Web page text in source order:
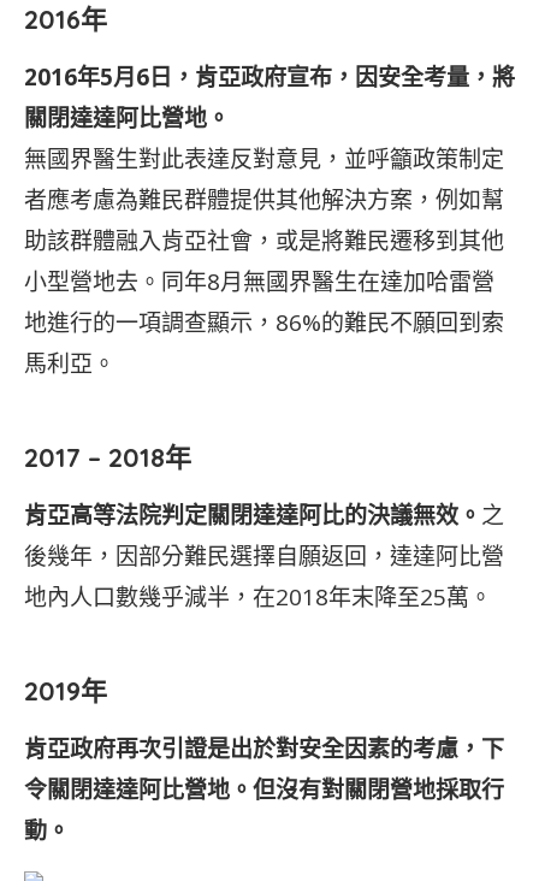
2016年
2016年5月6日，肯亞政府宣布，因安全考量，將
關閉達達阿比營地。
無國界醫生對此表達反對意見，並呼籲政策制定
者應考慮為難民群體提供其他解決方案，例如幫
助該群體融入肯亞社會，或是將難民遷移到其他
小型營地去。同年8月無國界醫生在達加哈雷營
地進行的一項調查顯示，86%的難民不願回到索
馬利亞。
2017 – 2018年
肯亞高等法院判定關閉達達阿比的決議無效。 之
後幾年，因部分難民選擇自願返回，達達阿比營
地內人口數幾乎減半，在2018年末降至25萬。
2019年
肯亞政府再次引證是出於對安全因素的考慮，下
令關閉達達阿比營地。但沒有對關閉營地採取行
動。